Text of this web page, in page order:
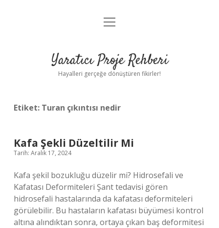
Anasayfa
Yasal Uyarı
menüyü
Yaratıcı Proje Rehberi
Hayalleri gerçeğe dönüştüren fikirler!
Etiket: Turan çıkıntısı nedir
Kafa Şekli Düzeltilir Mi
Tarih: Aralık 17, 2024
Kafa şekil bozukluğu düzelir mi? Hidrosefali ve
Kafatası Deformiteleri Şant tedavisi gören
hidrosefali hastalarında da kafatası deformiteleri
görülebilir. Bu hastaların kafatası büyümesi kontrol
altına alındıktan sonra, ortaya çıkan baş deformitesi